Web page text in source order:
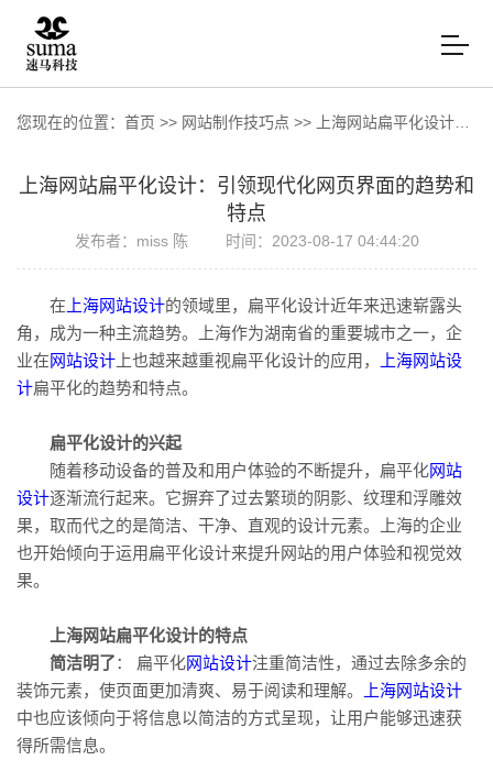
您现在的位置： 首页 >> 网站制作技巧点 >> 上海网站扁平化设计：引领现代化网页界面的趋势和特点
上海网站扁平化设计：引领现代化网页界面的趋势和
特点
发布者：miss 陈 时间：2023-08-17 04:44:20
在 上海网站设计的领域里，扁平化设计近年来迅速崭露头
角，成为一种主流趋势。上海作为湖南省的重要城市之一，企
业在网站设计 上也越来越重视扁平化设计的应用，
上海网站设
计扁平化的趋势和特点。
扁平化设计的兴起
随着移动设备的普及和用户体验的不断提升，扁平化网站
设计逐渐流行起来。它摒弃了过去繁琐的阴影、纹理和浮雕效
果，取而代之的是简洁、干净、直观的设计元素。上海的企业
也开始倾向于运用扁平化设计来提升网站的用户体验和视觉效
果。
上海网站扁平化设计的特点
简洁明了： 扁平化网站设计注重简洁性，通过去除多余的
装饰元素，使页面更加清爽、易于阅读和理解。
上海网站设计
中也应该倾向于将信息以简洁的方式呈现，让用户能够迅速获
得所需信息。